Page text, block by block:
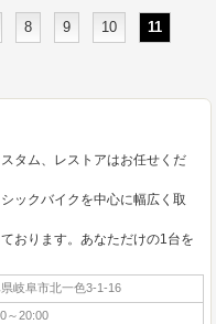
8 9 10
11
タム、レストアはお任せくだ
ックバイクを中心に幅広く取
おります。あなただけの1台を
岐阜市北一色3-1-16
～20:00